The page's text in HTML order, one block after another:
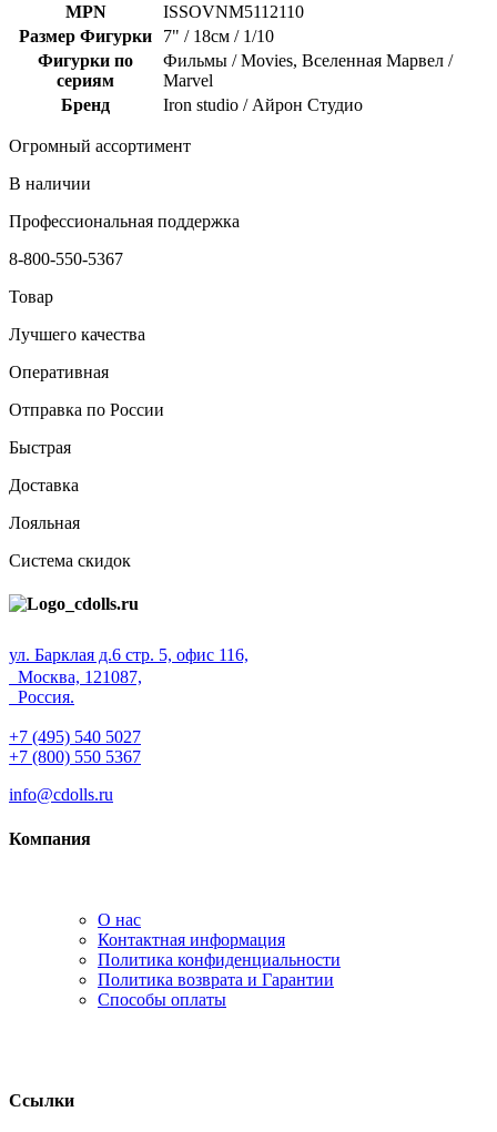
MPN
ISSOVNM5112110
Размер Фигурки
7" / 18см / 1/10
Фигурки по
сериям
Фильмы / Movies, Вселенная Марвел /
Marvel
Бренд
Iron studio / Айрон Студио
Огромный ассортимент
В наличии
Профессиональная поддержка
8-800-550-5367
Товар
Лучшего качества
Оперативная
Отправка по России
Быстрая
Доставка
Лояльная
Система скидок
ул. Барклая д.6 стр. 5, офис 116,
Москва, 121087,
Россия.
+7 (495) 540 5027
+7 (800) 550 5367
info@cdolls.ru
Компания
О нас
Контактная информация
Политика конфиденциальности
Политика возврата и Гарантии
Способы оплаты
Ссылки